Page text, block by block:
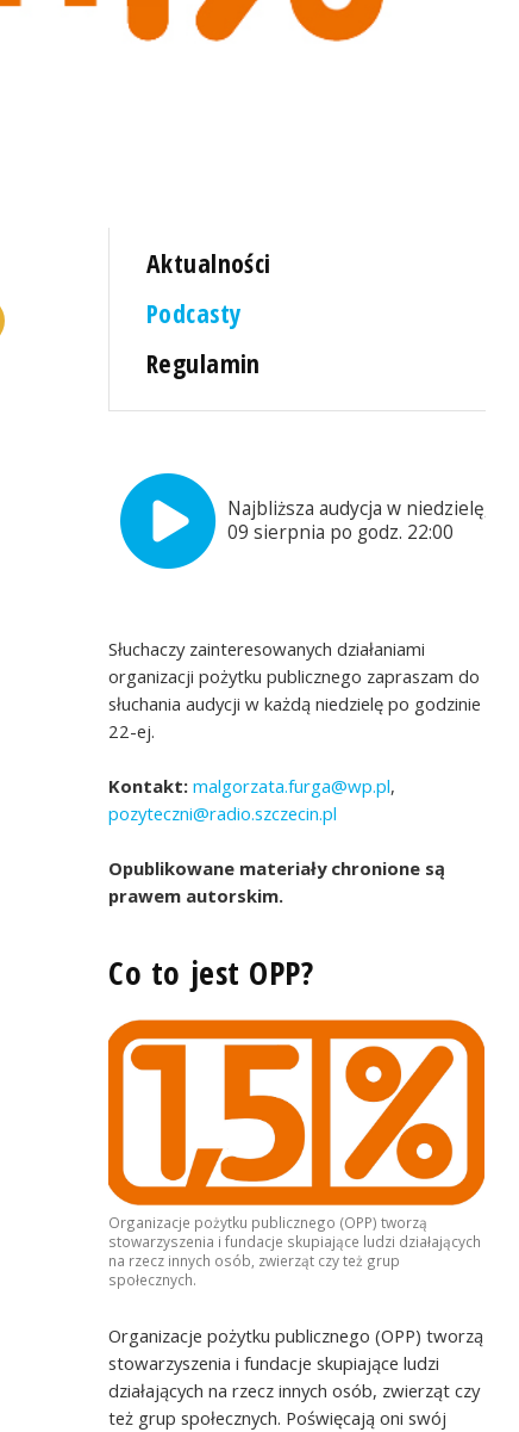
Aktualności
Podcasty
Regulamin
Najbliższa audycja w niedzielę,
09 sierpnia po godz. 22:00
Słuchaczy zainteresowanych działaniami
organizacji pożytku publicznego zapraszam do
słuchania audycji w każdą niedzielę po godzinie
22-ej.
Kontakt: malgorzata.furga@wp.pl,
pozyteczni@radio.szczecin.pl
Opublikowane materiały chronione są
prawem autorskim.
Co to jest OPP?
Organizacje pożytku publicznego (OPP) tworzą
stowarzyszenia i fundacje skupiające ludzi działających
na rzecz innych osób, zwierząt czy też grup
społecznych.
Organizacje pożytku publicznego (OPP) tworzą
stowarzyszenia i fundacje skupiające ludzi
działających na rzecz innych osób, zwierząt czy
też grup społecznych. Poświęcają oni swój